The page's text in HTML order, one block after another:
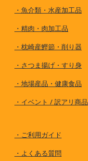
・ 魚介類・水産加工品
・ 精肉・肉加工品
・ 枕崎産鰹節・削り器
・ さつま揚げ・すり身
・ 地場産品・健康食品
・ イベント / 訳アリ商品
・ ご利用ガイド
・ よくある質問